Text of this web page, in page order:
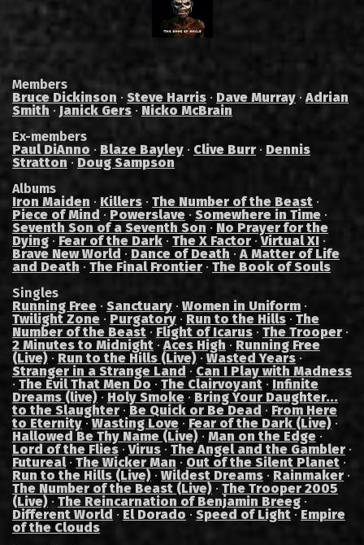
Members
Bruce Dickinson · Steve Harris · Dave Murray ·Adrian
Smith · Janick Gers · Nicko McBrain
Ex-members
Paul DiAnno · Blaze Bayley · Clive Burr · Dennis
Stratton · Doug Sampson
Albums
Iron Maiden · Killers · The Number of the Beast ·
Piece of Mind · Powerslave · Somewhere in Time ·
Seventh Son of a Seventh Son · No Prayer for the
Dying · Fear of the Dark · The X Factor ·Virtual XI ·
Brave New World · Dance of Death ·A Matter of Life
and Death · The Final Frontier · The Book of Souls
Singles
Running Free · Sanctuary · Women in Uniform ·
Twilight Zone · Purgatory · Run to the Hills · The
Number of the Beast · Flight of Icarus · The Trooper ·
2 Minutes to Midnight ·Aces High · Running Free
(Live) · Run to the Hills (Live) · Wasted Years ·
Stranger in a Strange Land · Can I Play with Madness
· The Evil That Men Do · The Clairvoyant · Infinite
Dreams (live) · Holy Smoke · Bring Your Daughter...
to the Slaughter · Be Quick or Be Dead · From Here
to Eternity·Wasting Love · Fear of the Dark (Live) ·
Hallowed Be Thy Name (Live) · Man on the Edge ·
Lord of the Flies ·Virus · The Angel and the Gambler ·
Futureal· The Wicker Man · Out of the Silent Planet ·
Run to the Hills (Live) · Wildest Dreams · Rainmaker ·
The Number of the Beast (Live) · The Trooper 2005
(Live) · The Reincarnation of Benjamin Breeg ·
Different World · El Dorado · Speed of Light·Empire
of the Clouds